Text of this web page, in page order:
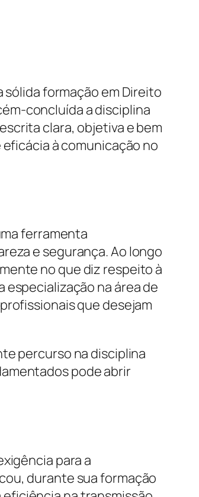
sólida formação em Direito
concluída a disciplina
clara, objetiva e bem
à comunicação no
ferramenta
e segurança. Ao longo
no que diz respeito à
na área de
que desejam
percurso na disciplina
pode abrir
para a
durante sua formação